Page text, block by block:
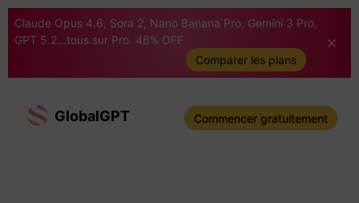
Claude Opus 4.6, Sora 2, Nano Banana Pro, Gemini 3 Pro,
GPT 5.2...tous sur Pro. 46% OFF
Comparer les plans
GlobalGPT Commencer gratuitement